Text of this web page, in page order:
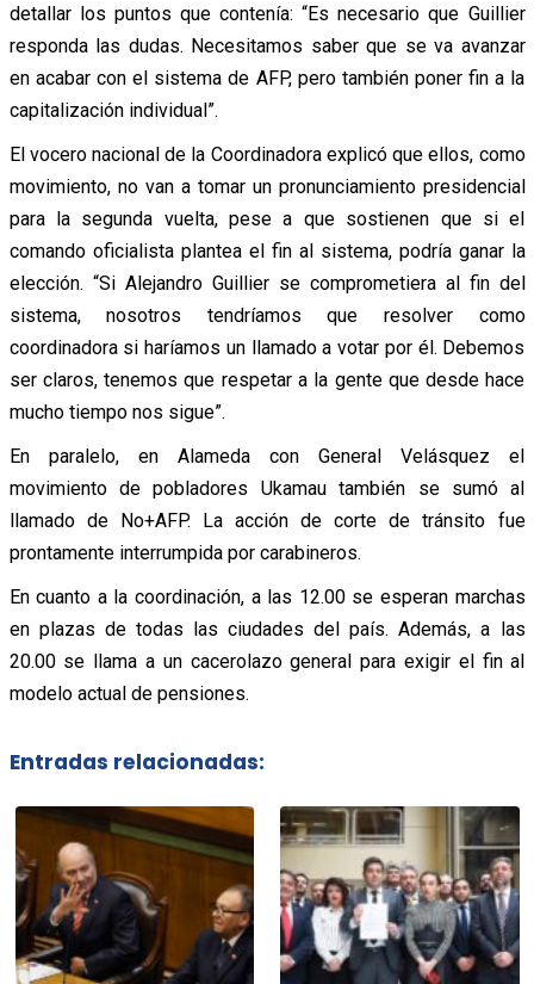
detallar los puntos que contenía: “Es necesario que Guillier
responda las dudas. Necesitamos saber que se va avanzar
en acabar con el sistema de AFP, pero también poner fin a la
capitalización individual”.
El vocero nacional de la Coordinadora explicó que ellos, como
movimiento, no van a tomar un pronunciamiento presidencial
para la segunda vuelta, pese a que sostienen que si el
comando oficialista plantea el fin al sistema, podría ganar la
elección. “Si Alejandro Guillier se comprometiera al fin del
sistema, nosotros tendríamos que resolver como
coordinadora si haríamos un llamado a votar por él. Debemos
ser claros, tenemos que respetar a la gente que desde hace
mucho tiempo nos sigue”.
En paralelo, en Alameda con General Velásquez el
movimiento de pobladores Ukamau también se sumó al
llamado de No+AFP. La acción de corte de tránsito fue
prontamente interrumpida por carabineros.
En cuanto a la coordinación, a las 12.00 se esperan marchas
en plazas de todas las ciudades del país. Además, a las
20.00 se llama a un cacerolazo general para exigir el fin al
modelo actual de pensiones.
Entradas relacionadas: